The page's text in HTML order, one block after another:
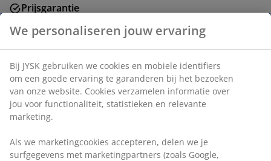
Prijsgarantie
Flexibele bezorgopties
Snelle en gemakkelijke bezorgopties
Klaptafel met een wit tafelblad van UV-beschermde
kunststof. Frame en poten van staal met
gemakkelijk worden opgeborgen. B75 x L180 x H74 cm
We personaliseren jouw ervaring
Bij JYSK gebruiken we cookies en mobiele identifiers
om een goede ervaring te garanderen bij het bezoeken
van onze website. Cookies verzamelen informatie over
jou voor functionaliteit, statistieken en relevante
marketing.
Als we marketingcookies accepteren, delen we je
surfgegevens met marketingpartners (zoals Google,